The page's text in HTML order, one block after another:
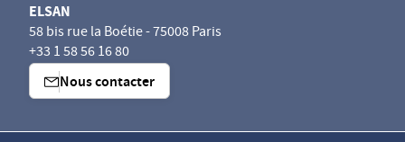
ELSAN
58 bis rue la Boétie - 75008 Paris
+33 1 58 56 16 80
Nous contacter